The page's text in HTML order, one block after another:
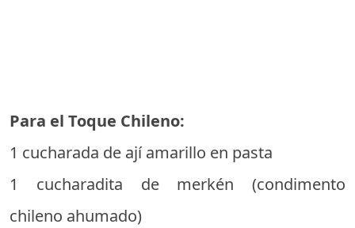
Para el Toque Chileno:
1 cucharada de ají amarillo en pasta
1 cucharadita de merkén (condimento
chileno ahumado)